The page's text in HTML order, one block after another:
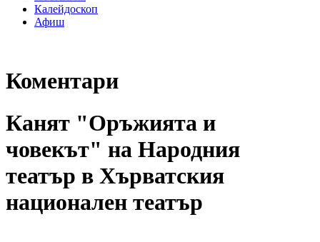
Калейдоскоп
Афиш
Коментари
Канят "Оръжията и
човекът" на Народния
театър в Хърватския
национален театър